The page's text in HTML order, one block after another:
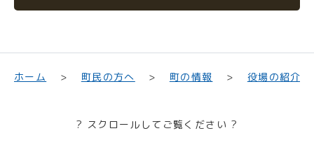
ホーム 町民の方へ 町の情報 役場の紹介
? スクロールしてご覧ください ?